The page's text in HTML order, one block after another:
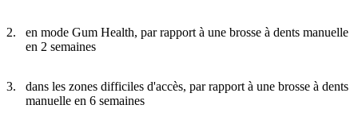
en mode Gum Health, par rapport à une brosse à dents manuelle
en 2 semaines
dans les zones difficiles d'accès, par rapport à une brosse à dents
manuelle en 6 semaines